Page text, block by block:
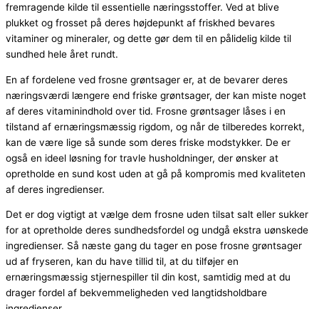
fremragende kilde til essentielle næringsstoffer. Ved at blive
plukket og frosset på deres højdepunkt af friskhed bevares
vitaminer og mineraler, og dette gør dem til en pålidelig kilde til
sundhed hele året rundt.
En af fordelene ved frosne grøntsager er, at de bevarer deres
næringsværdi længere end friske grøntsager, der kan miste noget
af deres vitaminindhold over tid. Frosne grøntsager låses i en
tilstand af ernæringsmæssig rigdom, og når de tilberedes korrekt,
kan de være lige så sunde som deres friske modstykker. De er
også en ideel løsning for travle husholdninger, der ønsker at
opretholde en sund kost uden at gå på kompromis med kvaliteten
af deres ingredienser.
Det er dog vigtigt at vælge dem frosne uden tilsat salt eller sukker
for at opretholde deres sundhedsfordel og undgå ekstra uønskede
ingredienser. Så næste gang du tager en pose frosne grøntsager
ud af fryseren, kan du have tillid til, at du tilføjer en
ernæringsmæssig stjernespiller til din kost, samtidig med at du
drager fordel af bekvemmeligheden ved langtidsholdbare